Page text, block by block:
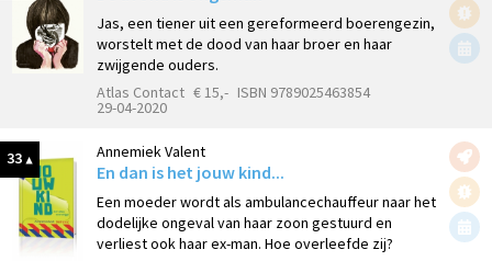
Jas, een tiener uit een gereformeerd boerengezin,
worstelt met de dood van haar broer en haar
zwijgende ouders.
Atlas Contact € 15,- ISBN 9789025463854
29-04-2020
33 Annemiek Valent
En dan is het jouw kind...
Een moeder wordt als ambulancechauffeur naar het
dodelijke ongeval van haar zoon gestuurd en
verliest ook haar ex-man. Hoe overleefde zij?